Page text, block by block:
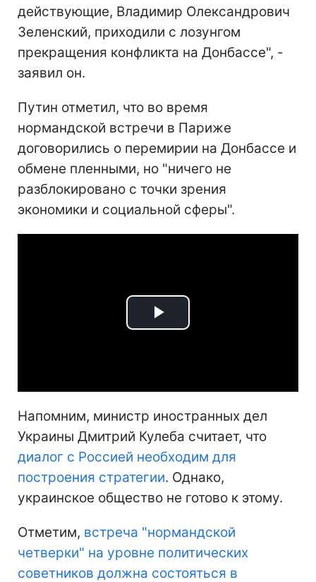
действующие, Владимир Олександрович
Зеленский, приходили с лозунгом
прекращения конфликта на Донбассе", -
заявил он.
Путин отметил, что во время
нормандской встречи в Париже
договорились о перемирии на Донбассе и
обмене пленными, но "ничего не
разблокировано с точки зрения
экономики и социальной сферы".
Play
Напомним, министр иностранных дел
Украины Дмитрий Кулеба считает, что
диалог с Россией необходим для
построения стратегии. Однако,
украинское общество не готово к этому.
Отметим, встреча "нормандской
четверки" на уровне политических
советников должна состояться в